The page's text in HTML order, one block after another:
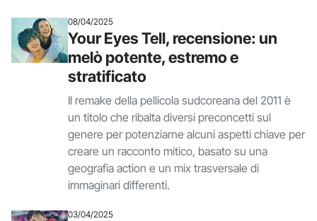
08/04/2025
Your Eyes Tell, recensione: un
melò potente, estremo e
stratificato
Il remake della pellicola sudcoreana del 2011 è
un titolo che ribalta diversi preconcetti sul
genere per potenziarne alcuni aspetti chiave per
creare un racconto mitico, basato su una
geografia action e un mix trasversale di
immaginari differenti.
03/04/2025